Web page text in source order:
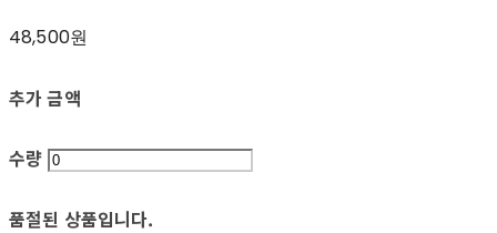
48,500원
추가 금액
수량
품절된 상품입니다.